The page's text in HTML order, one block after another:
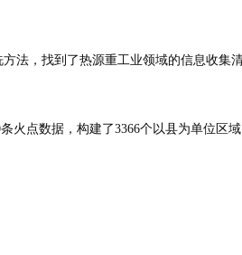
法，找到了热源重工业领域的信息收集清
火点数据，构建了3366个以县为单位